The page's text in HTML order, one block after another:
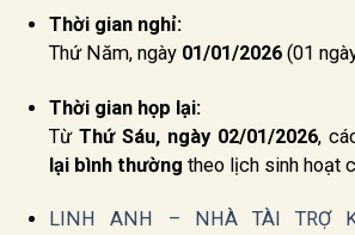
Thời gian nghỉ:
Thứ Năm, ngày 01/01/2026 (01
Thời gian họp lại:
TừThứ Sáu, ngày 02/01/2026,
lại bình thường theo lịch sinh hoạt
LINH ANH – NHÀ TÀI TRỢ